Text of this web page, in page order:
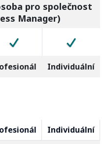
pro společnost
Manager)
Individuální
Individuální